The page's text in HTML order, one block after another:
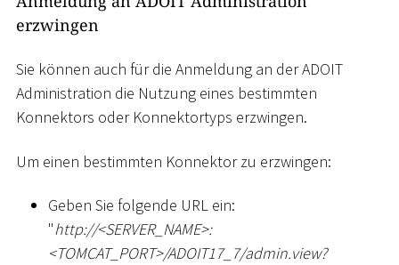
erzwingen
Sie können auch für die Anmeldung an der ADOIT
Administration die Nutzung eines bestimmten
Konnektors oder Konnektortyps erzwingen.
Um einen bestimmten Konnektor zu erzwingen:
Geben Sie folgende URL ein:
"http://<SERVER_NAME>:
<TOMCAT_PORT>/ADOIT17_7/admin.view?